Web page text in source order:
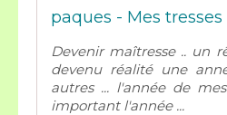
paques - Mes
Devenir maîtresse .. un
devenu réalité une
autres ... l'année de
important l'année ...